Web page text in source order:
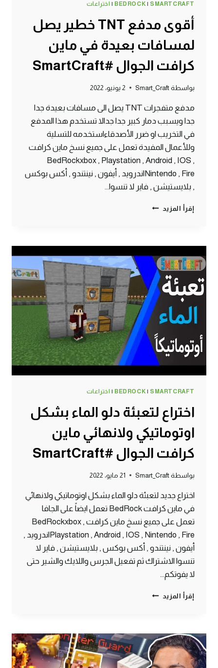
BEDROCK | SMARTCRAFT
| اختراعات
أقوى مدفع TNT خطير يصل
لمسافات بعيدة في ماين
كرافت الجوال #SmartCraft
بواسطة Smart_Craft 2 يونيو، 2022
مدفع متفجرات TNT يصل الى مسافات بعيدة جدا
جدا ويسبب دمار كبير جدا جدالا تستخدم هذا المدفع
في التخريب او ضرر الأصدقاءاستخدمه للتسلية
وللأعمال المفيدة تعمل على جميع نسخ ماين كرافت
BedRockxbox , Playstation , Android , IOS ,
Nintendo , Fireاندرويد , أيفون , نينتندو , أكس بوكس
, بلايستيشن , فاير لا تنسوا…
إقرأ المزيد أقوى
يصل
لمسافات
بعيدة
في
ماين
كرافت
الجوال
#SMARTCRAFT
BEDROCK | SMARTCRAFT
| اختراعات
اختراع لتعبئة دلو الماء بشكل
اوتوماتيكي ولانهائي ماين
كرافت الجوال #SmartCraft
بواسطة Smart_Craft 21 مايو، 2022
اختراع جديد لتعبئة دلو الماء بشكل اوتوماتيكي ولانهائي
في ماين كرافت BedRock تعمل ايضاً على الجافا
تعمل على جميع نسخ ماين كرافت BedRockxbox ,
Playstation , Android , IOS , Nintendo , Fireاندرويد ,
أيفون , نينتندو , أكس بوكس , بلايستيشن , فاير لا
تنسوا الاشتراك ثم تفعيل الجرس واللايك والشير حتى
لا يفوتكم…
إقرأ المزيد اختراع
بشكل
اوتوماتيكي
ولانهائي
ماين